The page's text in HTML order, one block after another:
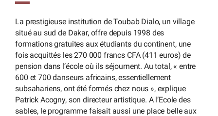
La prestigieuse institution de Toubab Dialo, un village
situé au sud de Dakar, offre depuis 1998 des
formations gratuites aux étudiants du continent, une
fois acquittés les 270 000 francs CFA (411 euros) de
pension dans l’école où ils séjournent. Au total, « entre
600 et 700 danseurs africains, essentiellement
subsahariens, ont été formés chez nous », explique
Patrick Acogny, son directeur artistique. A l’Ecole des
sables, le programme faisait aussi une place belle aux